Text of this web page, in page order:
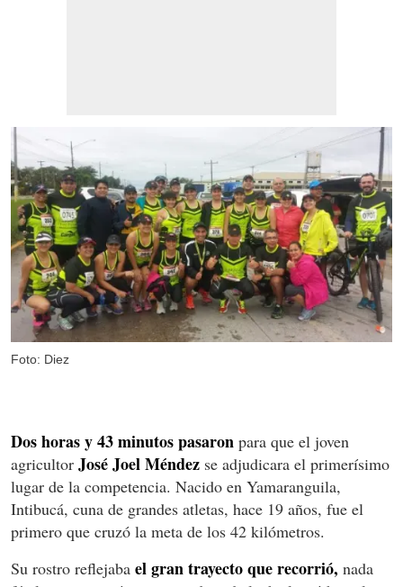
Foto: Diez
Dos horas y 43 minutos pasaron para que el joven
agricultor José Joel Méndez se adjudicara el primerísimo
lugar de la competencia. Nacido en Yamaranguila,
Intibucá, cuna de grandes atletas, hace 19 años, fue el
primero que cruzó la meta de los 42 kilómetros.
Su rostro reflejaba el gran trayecto que recorrió, nada